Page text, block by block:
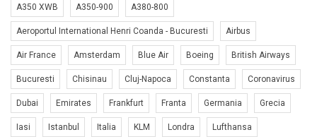
A350 XWB A350-900 A380-800
Aeroportul International Henri Coanda - Bucuresti Airbus
Air France Amsterdam Blue Air Boeing British Airways
Bucuresti Chisinau Cluj-Napoca Constanta Coronavirus
Dubai Emirates Frankfurt Franta Germania Grecia
Iasi Istanbul Italia KLM Londra Lufthansa